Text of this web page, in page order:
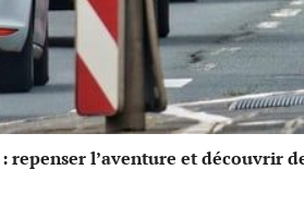
repenser l’aventure et découvrir